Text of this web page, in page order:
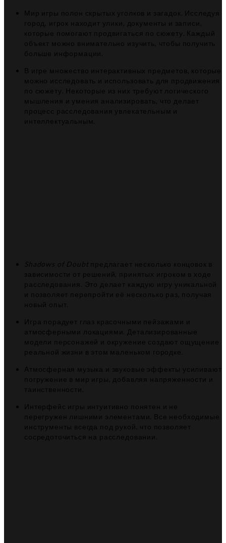
Мир игры полон скрытых уголков и загадок. Исследуя
город, игрок находит улики, документы и записи,
которые помогают продвигаться по сюжету. Каждый
объект можно внимательно изучить, чтобы получить
больше информации.
В игре множество интерактивных предметов, которые
можно исследовать и использовать для продвижения
по сюжету. Некоторые из них требуют логического
мышления и умения анализировать, что делает
процесс расследования увлекательным и
интеллектуальным.
Shadows of Doubt предлагает несколько концовок в
зависимости от решений, принятых игроком в ходе
расследования. Это делает каждую игру уникальной
и позволяет перепройти её несколько раз, получая
новый опыт.
Игра порадует глаз красочными пейзажами и
атмосферными локациями. Детализированные
модели персонажей и окружение создают ощущение
реальной жизни в этом маленьком городке.
Атмосферная музыка и звуковые эффекты усиливают
погружение в мир игры, добавляя напряженности и
таинственности.
Интерфейс игры интуитивно понятен и не
перегружен лишними элементами. Все необходимые
инструменты всегда под рукой, что позволяет
сосредоточиться на расследовании.